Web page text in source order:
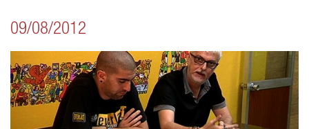
09/08/2012